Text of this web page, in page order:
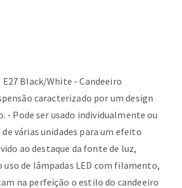
E27 Black/White - Candeeiro
caracterizado por um design
- Pode ser usado individualmente ou
várias unidades para um efeito
ao destaque da fonte de luz,
uso de lâmpadas LED com filamento,
na perfeição o estilo do candeeiro